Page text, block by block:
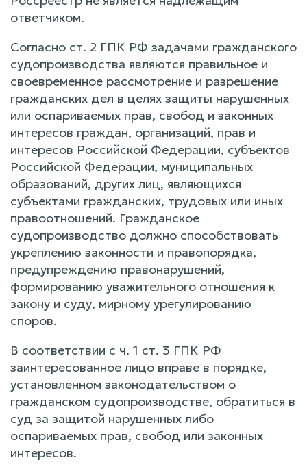
ответчиком.
Согласно ст. 2 ГПК РФ задачами гражданского
судопроизводства являются правильное и
своевременное рассмотрение и разрешение
гражданских дел в целях защиты нарушенных
или оспариваемых прав, свобод и законных
интересов граждан, организаций, прав и
интересов Российской Федерации, субъектов
Российской Федерации, муниципальных
образований, других лиц, являющихся
субъектами гражданских, трудовых или иных
правоотношений. Гражданское
судопроизводство должно способствовать
укреплению законности и правопорядка,
предупреждению правонарушений,
формированию уважительного отношения к
закону и суду, мирному урегулированию
споров.
В соответствии с ч. 1 ст. 3 ГПК РФ
заинтересованное лицо вправе в порядке,
установленном законодательством о
гражданском судопроизводстве, обратиться в
суд за защитой нарушенных либо
оспариваемых прав, свобод или законных
интересов.